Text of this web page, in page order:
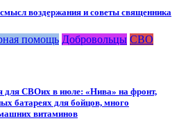
воздержания и советы священника
помощь Добровольцы СВО
для СВОих в июле: «Нива» на фронт,
батареях для бойцов, много
витаминов